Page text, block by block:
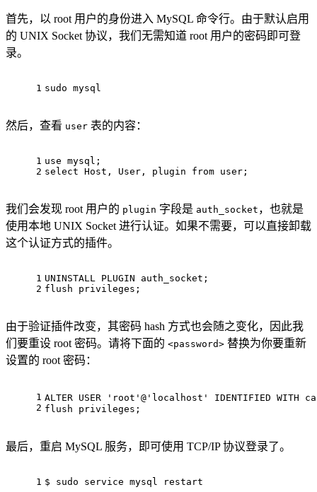
首先，以 root 用户的身份进入 MySQL 命令行。由于默认启用
的 UNIX Socket 协议，我们无需知道 root 用户的密码即可登
录。
1 sudo mysql
然后，查看 user 表的内容：
1
2
use mysql;
select Host, User , plugin from user ;
我们会发现 root 用户的 plugin 字段是 auth_socket ，也就是
使用本地 UNIX Socket 进行认证。如果不需要，可以直接卸载
这个认证方式的插件。
1
2
UNINSTALL PLUGIN auth_socket;
flush privileges;
由于验证插件改变，其密码 hash 方式也会随之变化，因此我
们要重设 root 密码。请将下面的 <password> 替换为你要重新
设置的 root 密码：
1
2
ALTER USER 'root' @ 'localhost' IDENTIFIED WITH
flush privileges;
最后，重启 MySQL 服务，即可使用 TCP/IP 协议登录了。
1 $ sudo service mysql restart